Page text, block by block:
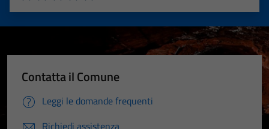
Valuta 5 stelle su 5
Valuta 4 stelle su 5
Valuta 3 stelle su 5
Valuta 2 stelle su 5
Valuta 1 stelle su 5
Contatta il Comune
Leggi le domande frequenti
Richiedi assistenza